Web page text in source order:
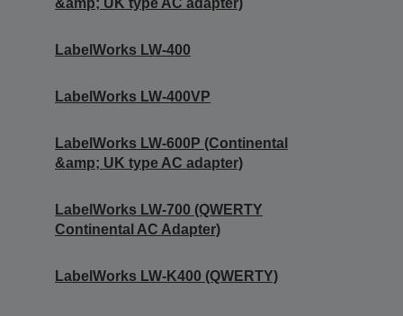
LabelWorks LW-400
LabelWorks LW-400VP
LabelWorks LW-600P (Continental
&amp; UK type AC adapter)
LabelWorks LW-700 (QWERTY
Continental AC Adapter)
LabelWorks LW-K400 (QWERTY)